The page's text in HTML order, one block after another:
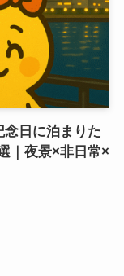
念日に泊まりた
｜夜景×非日常×